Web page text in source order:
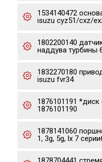
1534140472
isuzu cyz51/cxz/
1802200140
наддува турбины
1832270180
isuzu fvr34
1876101191
1876101190
1878141060
1, 3g, 5g, lx 7